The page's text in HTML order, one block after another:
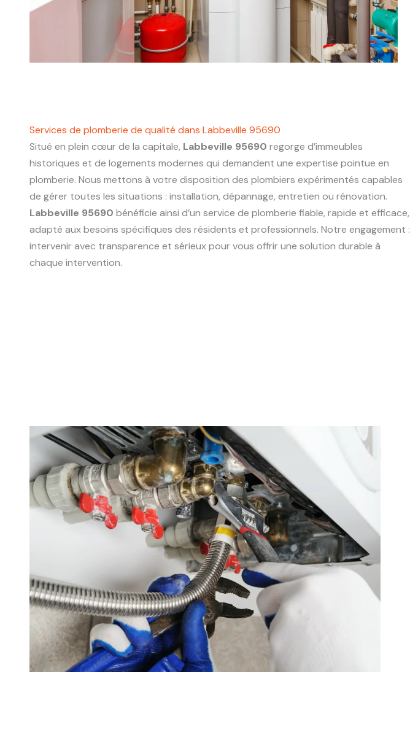
Services de plomberie de qualité dans Labbeville 95690
Situé en plein cœur de la capitale, Labbeville 95690 regorge d’immeubles
historiques et de logements modernes qui demandent une expertise pointue en
plomberie. Nous mettons à votre disposition des plombiers expérimentés capables
de gérer toutes les situations : installation, dépannage, entretien ou rénovation.
Labbeville 95690 bénéficie ainsi d’un service de plomberie fiable, rapide et efficace,
adapté aux besoins spécifiques des résidents et professionnels. Notre engagement :
intervenir avec transparence et sérieux pour vous offrir une solution durable à
chaque intervention.